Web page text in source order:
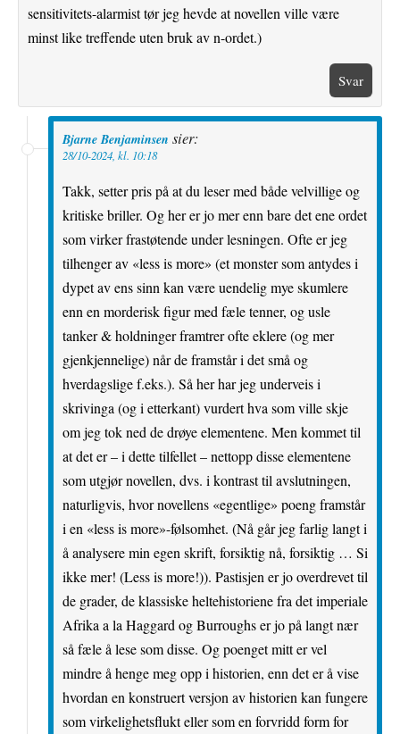
sensitivitets-alarmist tør jeg hevde at novellen ville være
minst like treffende uten bruk av n-ordet.)
Svar
Bjarne Benjaminsen sier:
28/10-2024, kl. 10:18
Takk, setter pris på at du leser med både velvillige og
kritiske briller. Og her er jo mer enn bare det ene ordet
som virker frastøtende under lesningen. Ofte er jeg
tilhenger av «less is more» (et monster som antydes i
dypet av ens sinn kan være uendelig mye skumlere
enn en morderisk figur med fæle tenner, og usle
tanker & holdninger framtrer ofte eklere (og mer
gjenkjennelige) når de framstår i det små og
hverdagslige f.eks.). Så her har jeg underveis i
skrivinga (og i etterkant) vurdert hva som ville skje
om jeg tok ned de drøye elementene. Men kommet til
at det er – i dette tilfellet – nettopp disse elementene
som utgjør novellen, dvs. i kontrast til avslutningen,
naturligvis, hvor novellens «egentlige» poeng framstår
i en «less is more»-følsomhet. (Nå går jeg farlig langt i
å analysere min egen skrift, forsiktig nå, forsiktig … Si
ikke mer! (Less is more!)). Pastisjen er jo overdrevet til
de grader, de klassiske heltehistoriene fra det imperiale
Afrika a la Haggard og Burroughs er jo på langt nær
så fæle å lese som disse. Og poenget mitt er vel
mindre å henge meg opp i historien, enn det er å vise
hvordan en konstruert versjon av historien kan fungere
som virkelighetsflukt eller som en forvridd form for